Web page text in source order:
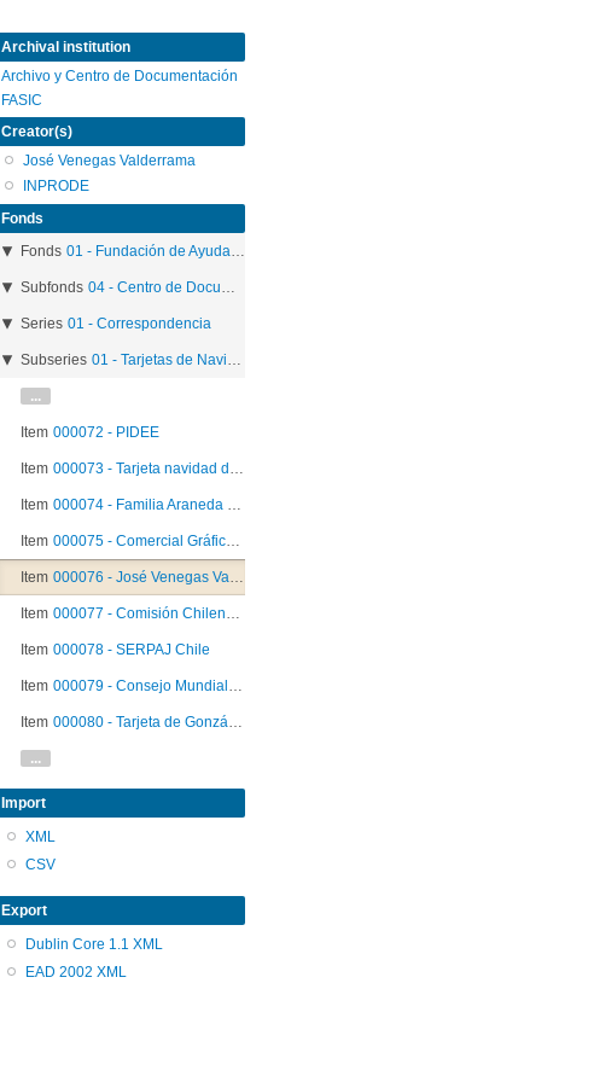
Archival institution
Archivo y Centro de Documentación
FASIC
Creator(s)
José Venegas Valderrama
INPRODE
Fonds
Fonds 01 - Fundación de Ayuda Social de las Iglesias Cristianas
Subfonds 04 - Centro de Documentación
Series 01 - Correspondencia
Subseries 01 - Tarjetas de Navidad
...
Item 000072 - PIDEE
Item 000073 - Tarjeta navidad de 1989
Item 000074 - Familia Araneda Reyes
Item 000075 - Comercial Gráfica Millantué Ltda.
Item 000076 - José Venegas Valderrama
Item 000077 - Comisión Chilena de Derechos Humanos
Item 000078 - SERPAJ Chile
Item 000079 - Consejo Mundial de Iglesias
Item 000080 - Tarjeta de Gonzálo Arévalo
...
Import
XML
CSV
Export
Dublin Core 1.1 XML
EAD 2002 XML